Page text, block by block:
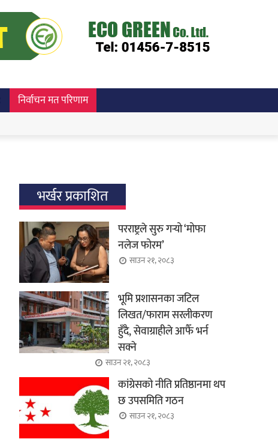
निर्वाचन मत परिणाम
भर्खर प्रकाशित
परराष्ट्रले सुरु गर्‍यो ‘मोफा
नलेज फोरम’
साउन २१, २०८३
भूमि प्रशासनका जटिल
लिखत/फाराम सरलीकरण
हुँदै, सेवाग्राहीले आफैँ भर्न
सक्ने
साउन २१, २०८३
कांग्रेसको नीति प्रतिष्ठानमा थप
छ उपसमिति गठन
साउन २१, २०८३